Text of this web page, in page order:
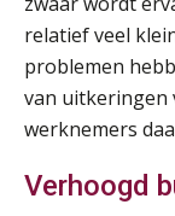
relatief veel
problemen
van uitkeringen
werknemers
Verhoogd